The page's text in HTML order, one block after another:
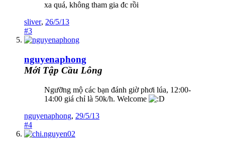
xa quá, không tham gia đc rồi
sliver, 26/5/13
#3
nguyenaphong
Mới Tập Cầu Lông
Ngưỡng mộ các bạn đánh giờ phơi lúa, 12:00-
14:00 giá chỉ là 50k/h. Welcome
nguyenaphong, 29/5/13
#4